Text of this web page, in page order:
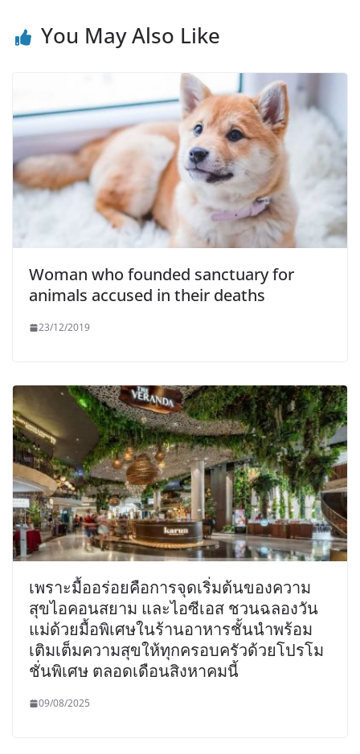
You May Also Like
Woman who founded sanctuary for
animals accused in their deaths
23/12/2019
เพราะมื้ออร่อยคือการจุดเริ่มต้นของความ
สุขไอคอนสยาม และไอซีเอส ชวนฉลองวัน
แม่ด้วยมื้อพิเศษในร้านอาหารชั้นนำพร้อม
เติมเต็มความสุขให้ทุกครอบครัวด้วยโปรโม
ชั่นพิเศษ ตลอดเดือนสิงหาคมนี้
09/08/2025